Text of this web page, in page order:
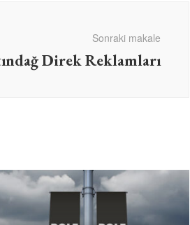
Sonraki makale
Direk Reklamları